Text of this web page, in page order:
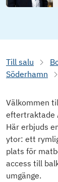
Till salu
Söderhamn
Välkommen
eftertraktade
Här erbjuds
ytor: ett
plats för
access till
umgänge.